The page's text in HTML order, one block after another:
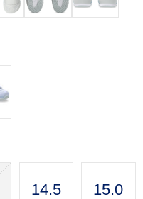
14.5 15.0